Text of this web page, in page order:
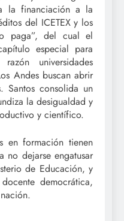
la financiación a la
del ICETEX y los
paga”, del cual el
especial para
universidades
Andes buscan abrir
Santos consolida un
la desigualdad y
y científico.
en formación tienen
no dejarse engatusar
de Educación, y
democrática,